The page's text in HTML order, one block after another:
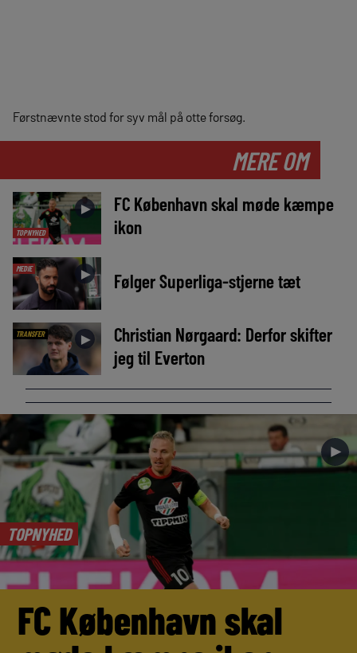
Førstnævnte stod for syv mål på otte forsøg.
MERE OM
TOPNYHED
►
FC København skal møde kæmpe
ikon
MEDIE ► Følger Superliga-stjerne tæt
TRANSFER ►
Christian Nørgaard: Derfor skifter
jeg til Everton
TOPNYHED
►
FC København skal